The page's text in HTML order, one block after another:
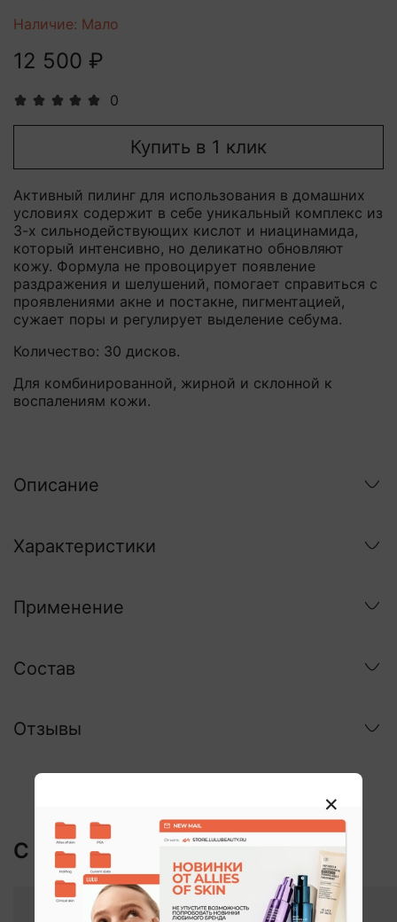
0
Наличие: Мало
12 500 ₽
Купить в 1 клик
Активный пилинг для использования в домашних
условиях содержит в себе уникальный комплекс из
3-х сильнодействующих кислот и ниацинамида,
который интенсивно, но деликатно обновляют
кожу. Формула не провоцирует появление
раздражения и шелушений, помогает справиться с
проявлениями акне и постакне, пигментацией,
сужает поры и регулирует выделение себума.
Количество: 30 дисков.
Для комбинированной, жирной и склонной к
воспалениям кожи.
Описание
Характеристики
Применение
Состав
Отзывы
С этим покупают: